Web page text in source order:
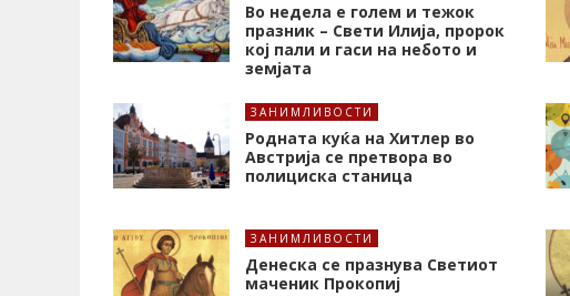
Во недела е голем и тежок
празник – Свети Илија, пророк
кој пали и гаси на небото и
земјата
ЗАНИМЛИВОСТИ
Родната куќа на Хитлер во
Австрија се претвора во
полициска станица
ЗАНИМЛИВОСТИ
Денеска се празнува Светиот
маченик Прокопиј